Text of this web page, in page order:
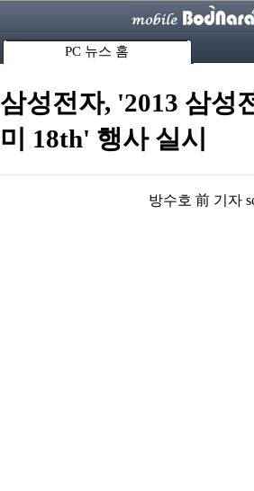
PC 뉴스 홈
삼성전자, '2013 삼성
미 18th' 행사 실시
방수호 前 기자